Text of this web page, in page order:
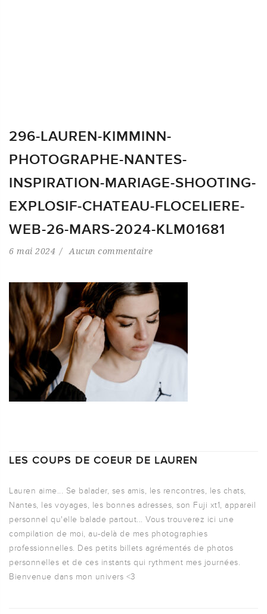
296-LAUREN-KIMMINN-
PHOTOGRAPHE-NANTES-
INSPIRATION-MARIAGE-SHOOTING-
EXPLOSIF-CHATEAU-FLOCELIERE-
WEB-26-MARS-2024-KLM01681
6 mai 2024 Aucun commentaire
LES COUPS DE COEUR DE LAUREN
Lauren aime... Se balader, ses amis, les rencontres, les chats,
Nantes, les voyages, les bonnes adresses, son Fuji xt1, appareil
personnel qu'elle balade partout... Vous trouverez ici une
compilation de moi, au-delà de mes photographies
professionnelles. Des petits billets agrémentés de photos
personnelles et de ces instants qui rythment mes journées.
Bienvenue dans mon univers <3